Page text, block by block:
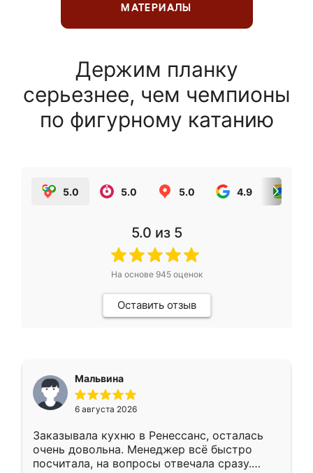
МАТЕРИАЛЫ
Держим планку
серьезнее, чем чемпионы
по фигурному катанию
5.0 5.0 5.0 4.9
5.0 из 5
На основе 945оценок
Оставить отзыв
Мальвина
6 августа 2026
Заказывала кухню в Ренессанс, осталась
очень довольна. Менеджер всё быстро
посчитала, на вопросы отвечала сразу.